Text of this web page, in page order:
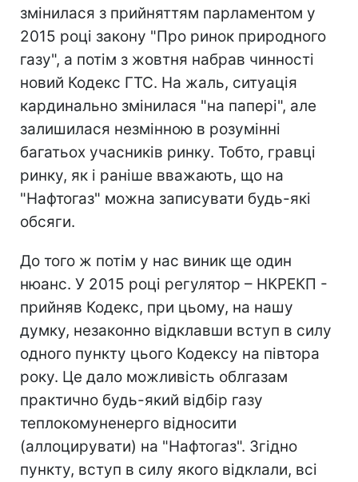
змінилася з прийняттям парламентом у
2015 році закону "Про ринок природного
газу", а потім з жовтня набрав чинності
новий Кодекс ГТС. На жаль, ситуація
кардинально змінилася "на папері", але
залишилася незмінною в розумінні
багатьох учасників ринку. Тобто, гравці
ринку, як і раніше вважають, що на
"Нафтогаз" можна записувати будь-які
обсяги.
До того ж потім у нас виник ще один
нюанс. У 2015 році регулятор – НКРЕКП -
прийняв Кодекс, при цьому, на нашу
думку, незаконно відклавши вступ в силу
одного пункту цього Кодексу на півтора
року. Це дало можливість облгазам
практично будь-який відбір газу
теплокомуненерго відносити
(аллоцирувати) на "Нафтогаз". Згідно
пункту, вступ в силу якого відклали, всі